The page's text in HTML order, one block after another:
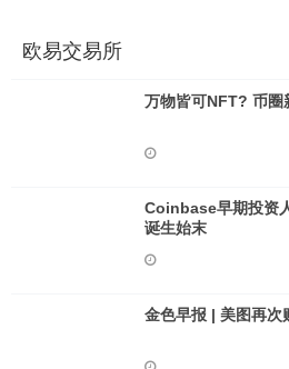
欧易交易所
万物皆可NFT? 币圈
Coinbase早期投资
诞生始末
金色早报 | 美图再次